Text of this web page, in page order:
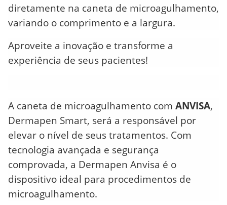
diretamente na caneta de microagulhamento,
variando o comprimento e a largura.
Aproveite a inovação e transforme a
experiência de seus pacientes!
A caneta de microagulhamento com ANVISA,
Dermapen Smart, será a responsável por
elevar o nível de seus tratamentos. Com
tecnologia avançada e segurança
comprovada, a Dermapen Anvisa é o
dispositivo ideal para procedimentos de
microagulhamento.